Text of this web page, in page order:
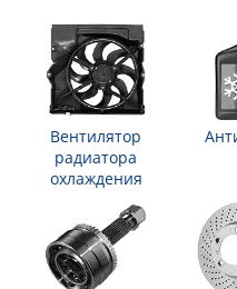
Вентилятор
радиатора
охлаждения